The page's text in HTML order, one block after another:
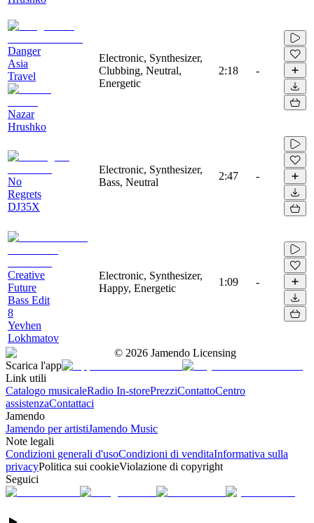
Danger
Asia
Travel
Nazar
Hrushko
Electronic, Synthesizer,
Clubbing, Neutral,
Energetic
2:18 -
No
Regrets
DJ35X
Electronic, Synthesizer,
Bass, Neutral
2:47 -
Creative
Future
Bass Edit
8
Yevhen
Lokhmatov
Electronic, Synthesizer,
Happy, Energetic
1:09 -
© 2026 Jamendo Licensing
Scarica l'app
Link utili
Catalogo musicaleRadio In-storePrezziContattoCentro
assistenzaContattaci
Jamendo
Jamendo per artistiJamendo Music
Note legali
Condizioni generali d'usoCondizioni di venditaInformativa sulla
privacyPolitica sui cookieViolazione di copyright
Seguici